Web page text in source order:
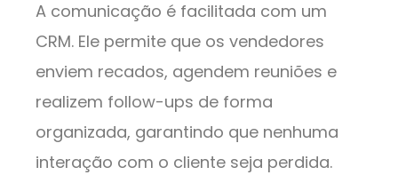
A comunicação é facilitada com um
CRM. Ele permite que os vendedores
enviem recados, agendem reuniões e
realizem follow-ups de forma
organizada, garantindo que nenhuma
interação com o cliente seja perdida.